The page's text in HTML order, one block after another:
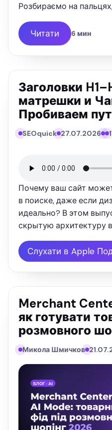
Розбираємо на
звести хопи до нуля.
Читати 6 мин
Заголовки
матрешки и
Пробиваем
SEOquick 27.07.2026
ПОДКАСТ
№531
Почему ваш сайт
в поиске, даже если
идеально? В этом
скрытую архитектуру
иерархию заголовков
почему старый SEO-
работает и как
Слухати в Apple
Merchant
як готувати
розмовного
Микола Шмичков